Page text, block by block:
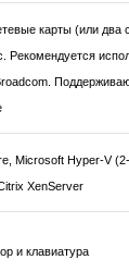
карты (или два
Рекомендуется
Microsoft Hyper-V
XenServer
и клавиатура